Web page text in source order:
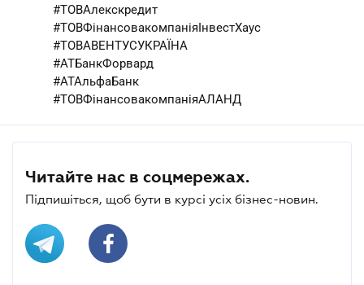
#ТОВАлекскредит
#ТОВФінансовакомпаніяІнвестХаус
#ТОВАВЕНТУСУКРАЇНА
#АТБанкФорвард
#АТАльфаБанк
#ТОВФінансовакомпаніяАЛАНД
Читайте нас в соцмережах.
Підпишіться, щоб бути в курсі усіх бізнес-новин.